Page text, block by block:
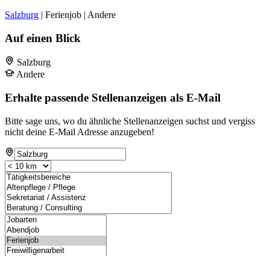
Salzburg | Ferienjob | Andere
Auf einen Blick
Salzburg
Andere
Erhalte passende Stellenanzeigen als E-Mail
Bitte sage uns, wo du ähnliche Stellenanzeigen suchst und vergiss
nicht deine E-Mail Adresse anzugeben!